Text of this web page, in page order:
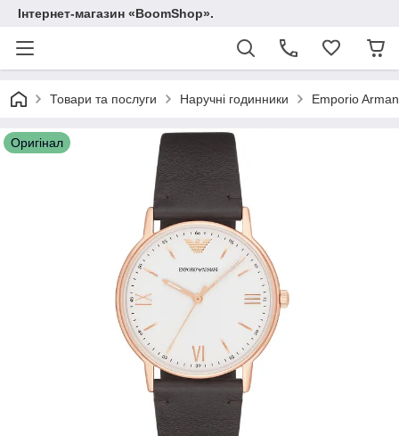
Інтернет-магазин «BoomShop».
Товари та послуги Наручні годинники Emporio
Оригінал